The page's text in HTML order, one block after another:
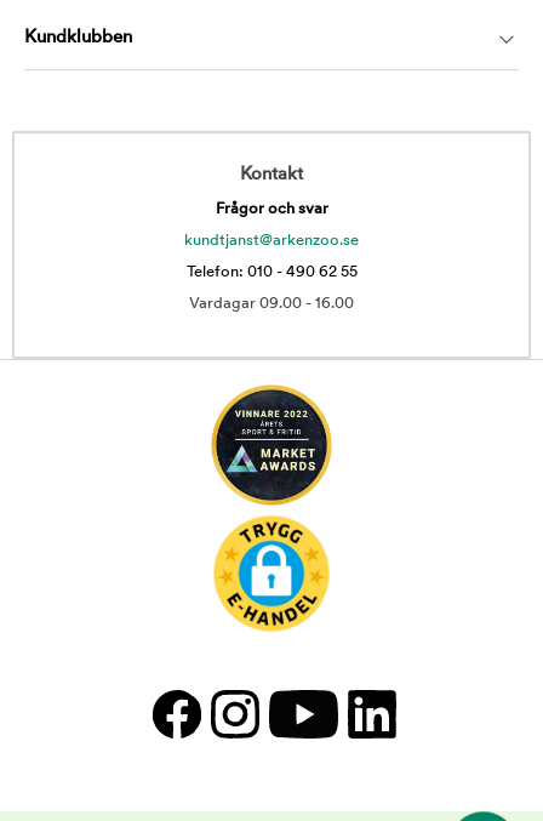
Kundklubben
Kontakt
Frågor och svar
kundtjanst@arkenzoo.se
Telefon: 010 - 490 62 55
Vardagar 09.00 - 16.00